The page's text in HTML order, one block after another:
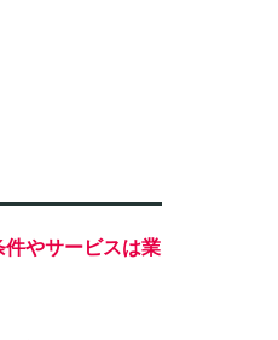
件やサービスは業